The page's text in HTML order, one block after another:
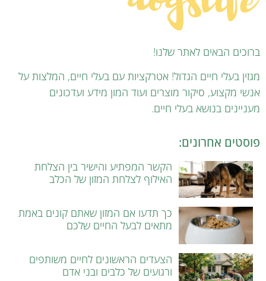
ברוכים הבאים לאתר שלנו!
מגזין בעלי חיים הגדול! אטרקציות עם בעלי חיים, המלצות על
אנשי מקצוע, סיקור מוצרים ועוד המון מידע ועדכונים
מעניינים בנושא בעלי חיים.
פוסטים אחרונים:
הקשר המפתיע והישיר בין הצלחת
האילוף לצלחת המזון של הכלב
כך תדעו אם המזון שאתם קונים באמת
מתאים לבעל החיים שלכם
הצעדים הראשונים לחיים משותפים
ורגועים של כלבים ובני אדם